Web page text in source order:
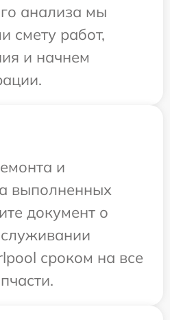
анализа мы
смету работ,
и начнем
и
выполненных
документ о
сроком на все